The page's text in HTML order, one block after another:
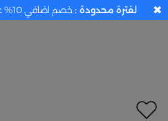
لفترة محدودة : خصم اضافي 10% علي اول اوردر ليك بكوبون ✖